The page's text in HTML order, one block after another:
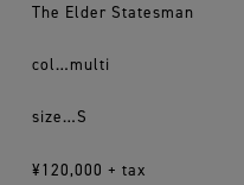
The Elder Statesman
col…multi
size…S
¥120,000 + tax